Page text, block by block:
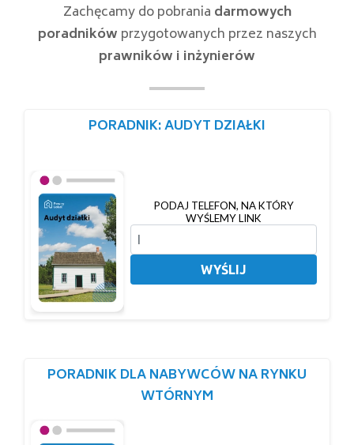
Zachęcamy do pobrania darmowych
poradników przygotowanych przez naszych
prawników i inżynierów
PORADNIK: AUDYT DZIAŁKI
PODAJ TELEFON, NA KTÓRY
WYŚLEMY LINK
WYŚLIJ
PORADNIK DLA NABYWCÓW NA RYNKU
WTÓRNYM